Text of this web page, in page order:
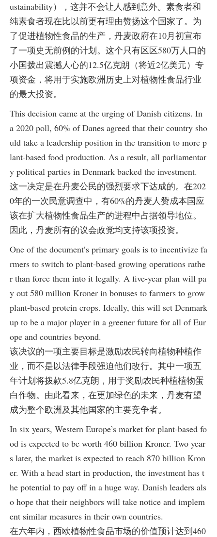
ustainability），这并不会让人感到意外。素食者和
纯素食者现在比以前更有理由赞扬这个国家了。为
了促进植物性食品的生产，丹麦政府在10月初宣布
了一项史无前例的计划。这个只有区区580万人口的
小国拨出震撼人心的12.5亿克朗（将近2亿美元）专
项资金，将用于实施欧洲历史上对植物性食品行业
的最大投资。
This decision came at the urging of Danish citizens. In
a 2020 poll, 60% of Danes agreed that their country sho
uld take a leadership position in the transition to more p
lant-based food production. As a result, all parliamentar
y political parties in Denmark backed the investment.
这一决定是在丹麦公民的强烈要求下达成的。在202
0年的一次民意调查中，有60%的丹麦人赞成本国应
该在扩大植物性食品生产的进程中占据领导地位。
因此，丹麦所有的议会政党均支持该项投资。
One of the document’s primary goals is to incentivize fa
rmers to switch to plant-based growing operations rathe
r than force them into it legally. A five-year plan will pa
y out 580 million Kroner in bonuses to farmers to grow
plant-based protein crops. Ideally, this will set Denmark
up to be a major player in a greener future for all of Eur
ope and countries beyond.
该决议的一项主要目标是激励农民转向植物种植作
业，而不是以法律手段强迫他们改行。其中一项五
年计划将拨款5.8亿克朗，用于奖励农民种植植物蛋
白作物。由此看来，在更加绿色的未来，丹麦有望
成为整个欧洲及其他国家的主要竞争者。
In six years, Western Europe’s market for plant-based fo
od is expected to be worth 460 billion Kroner. Two year
s later, the market is expected to reach 870 billion Kron
er. With a head start in production, the investment has t
he potential to pay off in a huge way. Danish leaders als
o hope that their neighbors will take notice and implem
ent similar measures in their own countries.
在六年内，西欧植物性食品市场的价值预计达到460